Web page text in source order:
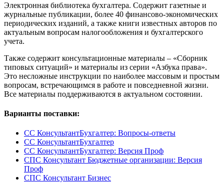
Электронная библиотека бухгалтера. Содержит газетные и
журнальные публикации, более 40 финансово-экономических
периодических изданий, а также книги известных авторов по
актуальным вопросам налогообложения и бухгалтерского
учета.
Также содержит консультационные материалы – «Сборник
типовых ситуаций» и материалы из серии «Азбука права».
Это несложные инструкции по наиболее массовым и простым
вопросам, встречающимся в работе и повседневной жизни.
Все материалы поддерживаются в актуальном состоянии.
Варианты поставки:
СС КонсультантБухгалтер: Вопросы-ответы
СС КонсультантБухгалтер
СС КонсультантБухгалтер: Версия Проф
СПС Консультант Бюджетные организации: Версия
Проф
СПС Консультант Бизнес